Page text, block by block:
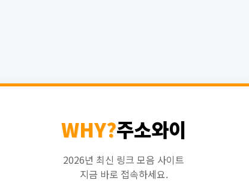
WHY?주소와이
2026년 최신 링크 모음 사이트
지금 바로 접속하세요.